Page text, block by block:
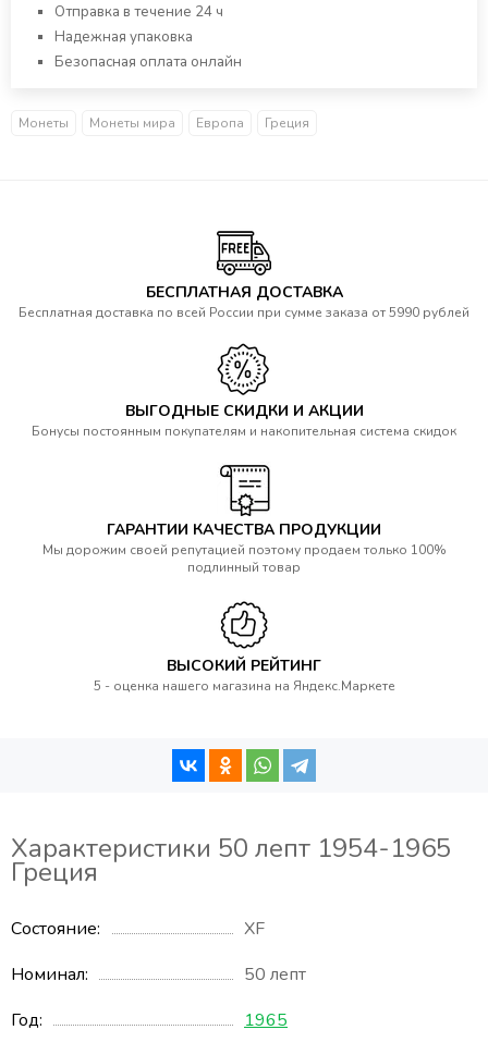
Отправка в течение 24 ч
Надежная упаковка
Безопасная оплата онлайн
Монеты Монеты мира Европа Греция
БЕСПЛАТНАЯ ДОСТАВКА
Бесплатная доставка по всей России при сумме заказа от 5990 рублей
ВЫГОДНЫЕ СКИДКИ И АКЦИИ
Бонусы постоянным покупателям и накопительная система скидок
ГАРАНТИИ КАЧЕСТВА ПРОДУКЦИИ
Мы дорожим своей репутацией поэтому продаем только 100%
подлинный товар
ВЫСОКИЙ РЕЙТИНГ
5 - оценка нашего магазина на Яндекс.Маркете
Характеристики 50 лепт 1954-1965
Греция
Состояние
XF
Номинал
50 лепт
Год
1965